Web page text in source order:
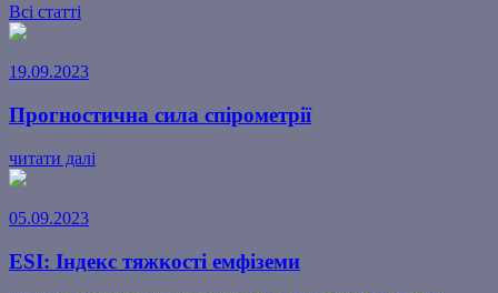
Всі статті
19.09.2023
Прогностична сила спірометрії
читати далі
05.09.2023
ESI: Індекс тяжкості емфіземи